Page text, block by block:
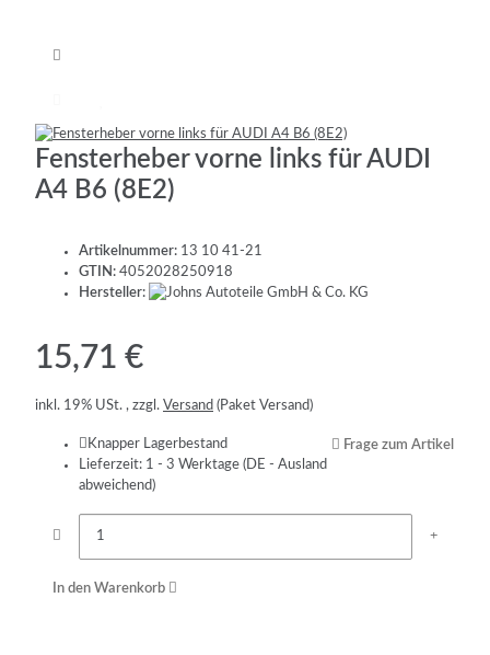
Fensterheber vorne links für AUDI
A4 B6 (8E2)
Artikelnummer: 13 10 41-21
GTIN: 4052028250918
Hersteller:
15,71 €
inkl. 19% USt. , zzgl. Versand (Paket Versand)
Knapper Lagerbestand
Lieferzeit: 1 - 3 Werktage (DE - Ausland
abweichend)
Frage zum Artikel
In den Warenkorb